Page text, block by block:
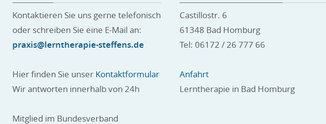
Kontaktieren Sie uns gerne telefonisch
oder schreiben Sie eine E-Mail an:
praxis@lerntherapie-steffens.de
Hier finden Sie unser Kontaktformular
Wir antworten innerhalb von 24h
Mitglied im Bundesverband
Castillostr. 6
61348 Bad Homburg
Tel: 06172 / 26 777 66
Anfahrt
Lerntherapie in Bad Homburg